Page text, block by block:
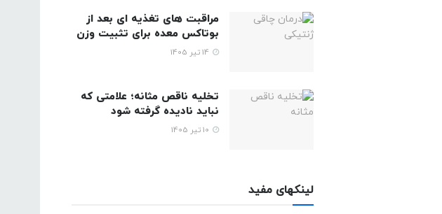
مراقبت های تغذیه ای بعد از
بوتاکس معده برای تثبیت وزن
تخلیه ناقص مثانه؛ علامتی که
نباید نادیده گرفته شود
لینکهای مفید